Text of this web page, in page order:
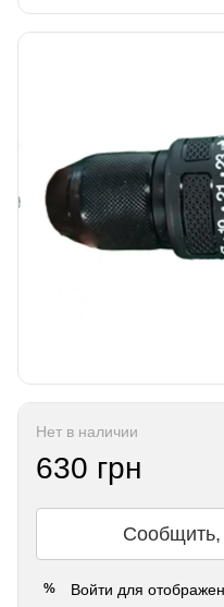
Нет в наличии
630 грн
Сообщить,
% Войти для